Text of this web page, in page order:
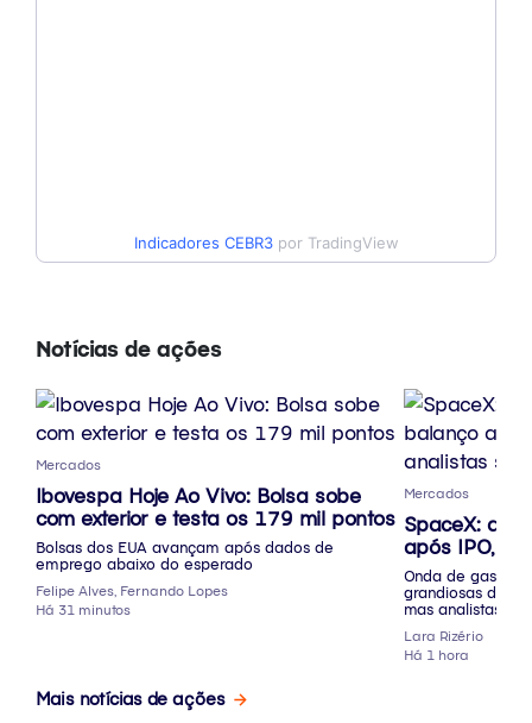
Indicadores CEBR3 por TradingView
Notícias de ações
Mercados
Ibovespa Hoje Ao Vivo: Bolsa sobe
com exterior e testa os 179 mil pontos
Bolsas dos EUA avançam após dados de
emprego abaixo do esperado
Felipe Alves, Fernando Lopes
Há 31 minutos
Mercados
SpaceX:
após IPO,
seguem
Onda de gastos
grandiosas da
mas analistas
Lara Rizério
Há 1 hora
Mais notícias de ações